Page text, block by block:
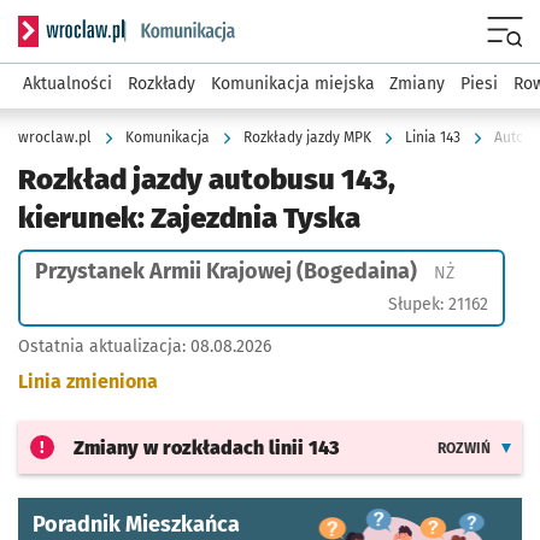
Serwis informacyjny wroclaw.pl podserwis: Komunikacja
Aktualności Rozkłady Komunikacja miejska Zmiany Piesi
wroclaw.pl Komunikacja Rozkłady jazdy MPK Linia 143
Rozkład jazdy autobusu 143,
kierunek: Zajezdnia Tyska
Przystanek Armii Krajowej (Bogedaina) NŻ
Słupek: 21162
Ostatnia aktualizacja: 08.08.2026
Linia zmieniona
Zmiany w rozkładach linii 143 ROZWIŃ
Poradnik Mieszkańca